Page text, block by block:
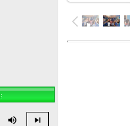
volume_up skip_next